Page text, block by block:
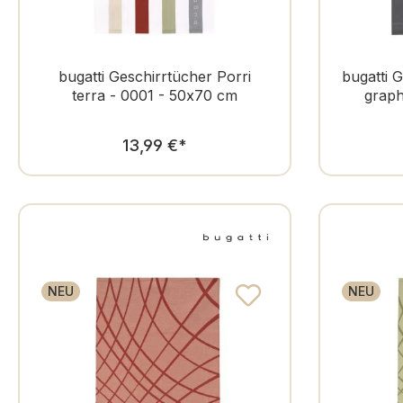
bugatti Geschirrtücher Porri
terra - 0001 - 50x70 cm
Regulärer Preis:
13,99 €*
bugatti
NEU NEU